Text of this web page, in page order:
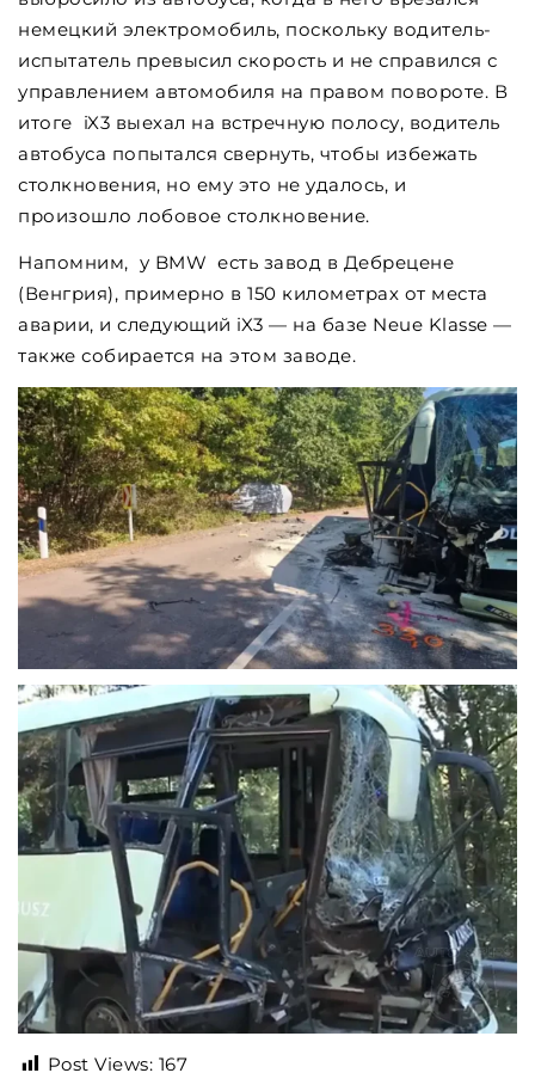
немецкий электромобиль, поскольку водитель-
испытатель превысил скорость и не справился с
управлением автомобиля на правом повороте. В
итоге iX3 выехал на встречную полосу, водитель
автобуса попытался свернуть, чтобы избежать
столкновения, но ему это не удалось, и
произошло лобовое столкновение.
Напомним, у BMW есть завод в Дебрецене
(Венгрия), примерно в 150 километрах от места
аварии, и следующий iX3 — на базе Neue Klasse —
также собирается на этом заводе.
Post Views: 167